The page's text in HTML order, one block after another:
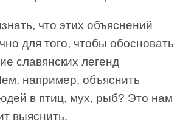
что этих объяснений
для того, чтобы обосновать
славянских легенд
например, объяснить
в птиц, мух, рыб? Это нам
выяснить.